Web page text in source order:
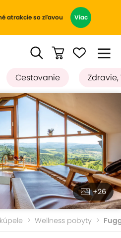
atrakcie so zľavou Viac
Cestovanie Zdravie,
+26
Wellness pobyty